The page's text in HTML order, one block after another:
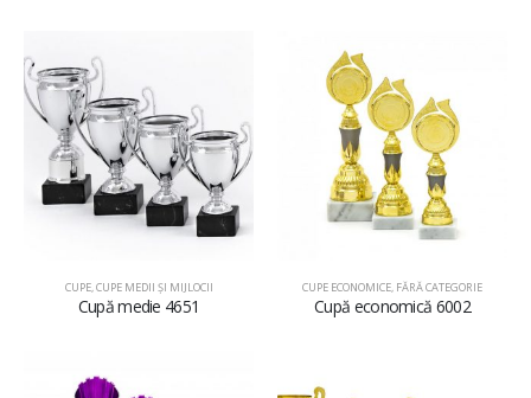
CUPE,CUPE MEDII ŞI MIJLOCII
Cupă medie 4651
CUPE ECONOMICE, FĂRĂ CATEGORIE
Cupă economică 6002